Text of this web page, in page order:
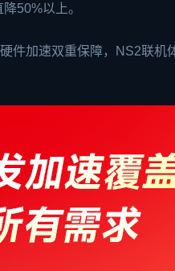
50%以上。
件加速双重保障，NS2联机